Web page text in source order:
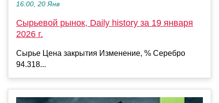
16:00, 20 Янв
Сырьевой рынок, Daily history за 19 января
2026 г.
Сырье Цена закрытия Изменение, % Серебро
94.318...